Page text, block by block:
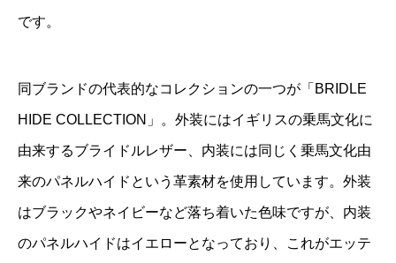
です。
同ブランドの代表的なコレクションの一つが「BRIDLE
HIDE COLLECTION」。外装にはイギリスの乗馬文化に
由来するブライドルレザー、内装には同じく乗馬文化由
来のパネルハイドという革素材を使用しています。外装
はブラックやネイビーなど落ち着いた色味ですが、内装
のパネルハイドはイエローとなっており、これがエッテ